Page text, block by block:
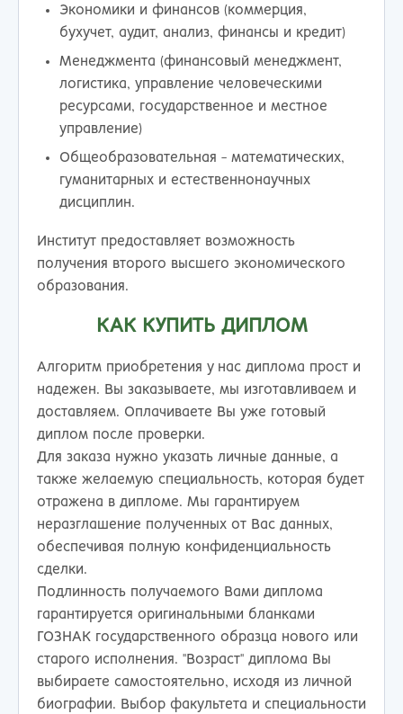
Экономики и финансов (коммерция,
бухучет, аудит, анализ, финансы и кредит)
Менеджмента (финансовый менеджмент,
логистика, управление человеческими
ресурсами, государственное и местное
управление)
Общеобразовательная - математических,
гуманитарных и естественнонаучных
дисциплин.
Институт предоставляет возможность
получения второго высшего экономического
образования.
КАК КУПИТЬ ДИПЛОМ
Алгоритм приобретения у нас диплома прост и
надежен. Вы заказываете, мы изготавливаем и
доставляем. Оплачиваете Вы уже готовый
диплом после проверки.
Для заказа нужно указать личные данные, а
также желаемую специальность, которая будет
отражена в дипломе. Мы гарантируем
неразглашение полученных от Вас данных,
обеспечивая полную конфиденциальность
сделки.
Подлинность получаемого Вами диплома
гарантируется оригинальными бланками
ГОЗНАК государственного образца нового или
старого исполнения. "Возраст" диплома Вы
выбираете самостоятельно, исходя из личной
биографии. Выбор факультета и специальности